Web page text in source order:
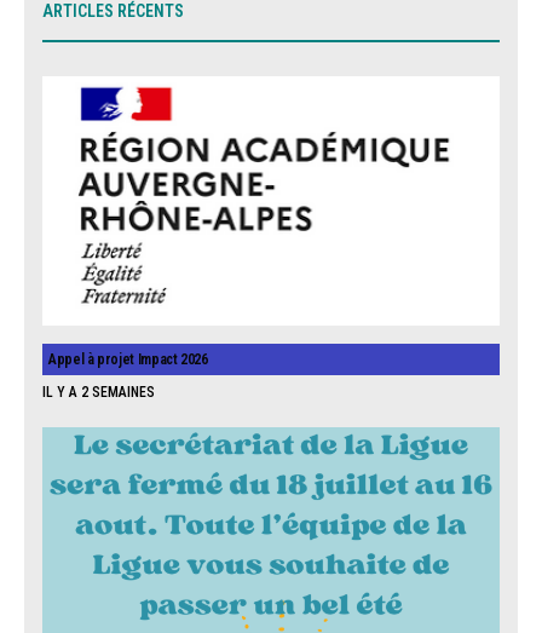
ARTICLES RÉCENTS
Appel à projet Impact 2026
IL Y A 2 SEMAINES